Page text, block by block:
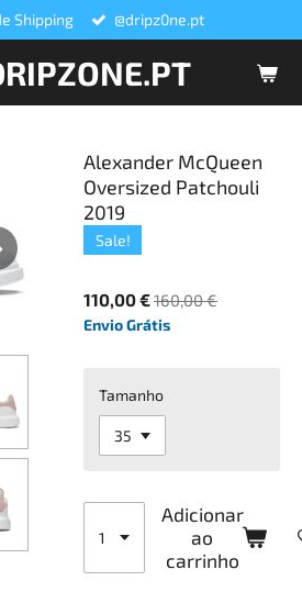
Shipping @dripz0ne.pt
Alexander McQueen
Oversized Patchouli
2019
Sale!
110,00 €160,00 €
Envio Grátis
Tamanho
Adicionar
ao
carrinho